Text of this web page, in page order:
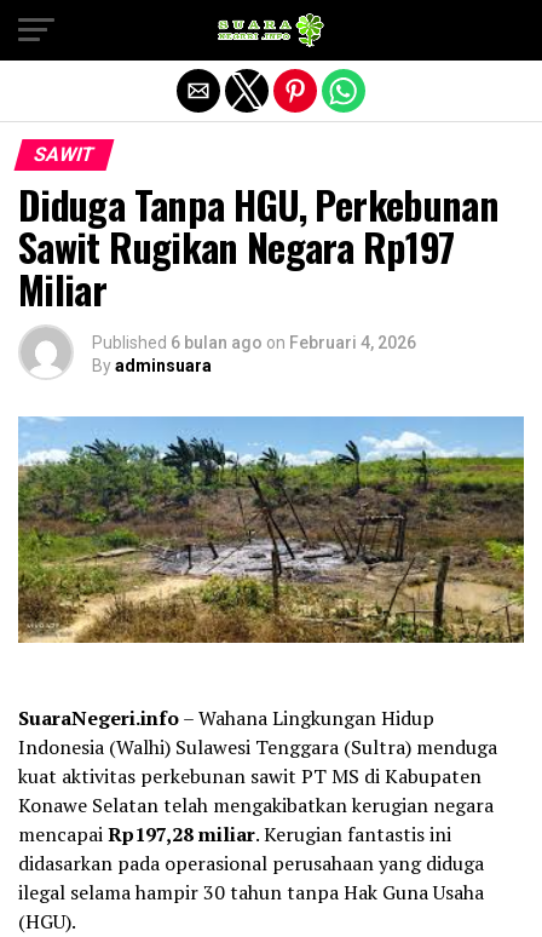
SAWIT
Diduga Tanpa HGU, Perkebunan
Sawit Rugikan Negara Rp197
Miliar
Published 6 bulan ago on Februari 4, 2026
Byadminsuara
SuaraNegeri.info– Wahana Lingkungan Hidup
Indonesia (Walhi) Sulawesi Tenggara (Sultra) menduga
kuat aktivitas perkebunan sawit PT MS di Kabupaten
Konawe Selatan telah mengakibatkan kerugian negara
mencapaiRp197,28 miliar. Kerugian fantastis ini
didasarkan pada operasional perusahaan yang diduga
ilegal selama hampir 30 tahun tanpa Hak Guna Usaha
(HGU).
Exit mobile version